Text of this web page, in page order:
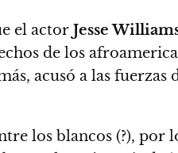
el actor Jesse
de los
acusó a las fuerzas
los blancos (?), por